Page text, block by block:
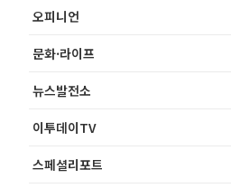
오피니언
문화·라이프
뉴스발전소
이투데이TV
스페셜리포트